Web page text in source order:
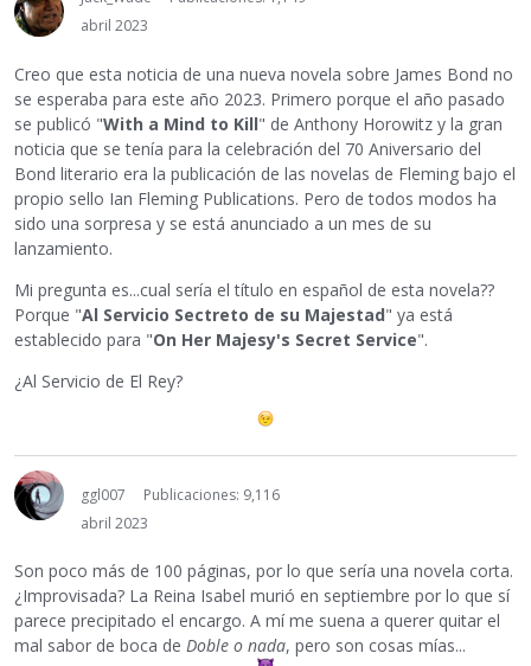
abril 2023
Creo que esta noticia de una nueva novela sobre James Bond no
se esperaba para este año 2023. Primero porque el año pasado
se publicó "With a Mind to Kill" de Anthony Horowitz y la gran
noticia que se tenía para la celebración del 70 Aniversario del
Bond literario era la publicación de las novelas de Fleming bajo el
propio sello Ian Fleming Publications. Pero de todos modos ha
sido una sorpresa y se está anunciado a un mes de su
lanzamiento.
Mi pregunta es...cual sería el título en español de esta novela??
Porque "Al Servicio Sectreto de su Majestad" ya está
establecido para "On Her Majesy's Secret Service".
¿Al Servicio de El Rey?
ggl007
Publicaciones: 9,116
abril 2023
Son poco más de 100 páginas, por lo que sería una novela corta.
¿Improvisada? La Reina Isabel murió en septiembre por lo que sí
parece precipitado el encargo. A mí me suena a querer quitar el
mal sabor de boca de Doble o nada, pero son cosas mías...